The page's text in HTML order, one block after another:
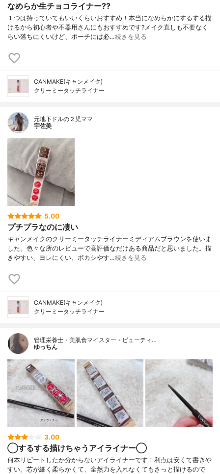
なめらか生チョコライナー??
１つは持っていてもいいくらいおすすめ！本当になめらかにするする描
けるから初心者や不器用さんにもおすすめです?メイク直しも不要なく
らい落ちにくいけど、ポーチには必…続きを見る
CANMAKE(キャンメイク)
クリーミータッチライナー
元地下ドルの２児ママ
宇佐美
5.00
プチプラなのに凄い
キャンメイクのクリーミータッチライナーミディアムブラウンを使いま
した。色々な所のレビューで高評価なだけある商品だと思いました。描
きやすい、ヨレにくい、ボカシやす…続きを見る
CANMAKE(キャンメイク)
クリーミータッチライナー
管理栄養士・美肌食マイスター・ビューティ…
ゆっちん
3.00
◯するする描けちゃうアイライナー◯
何本リピートしたか分からないアイライナーです！利点は安くて書きや
すい。芯が細く柔らかくて、全然力を入れなくてもさっと描けるので